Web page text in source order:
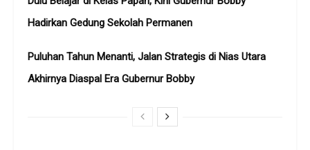
Hadirkan Gedung Sekolah Permanen
Puluhan Tahun Menanti, Jalan Strategis di Nias Utara
Akhirnya Diaspal Era Gubernur Bobby